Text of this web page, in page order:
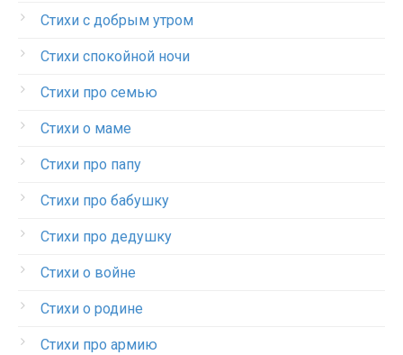
Стихи с добрым утром
Стихи спокойной ночи
Стихи про семью
Стихи о маме
Стихи про папу
Стихи про бабушку
Стихи про дедушку
Стихи о войне
Стихи о родине
Стихи про армию